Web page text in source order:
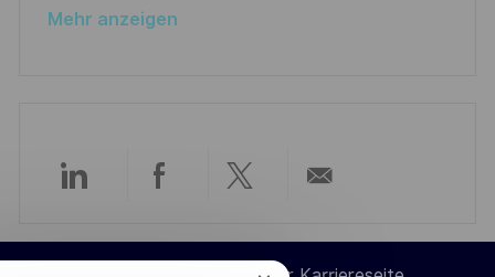
h
e
t
Mehr anzeigen
Über
LinkedIn
Über
Facebook
Über
TwitterE-